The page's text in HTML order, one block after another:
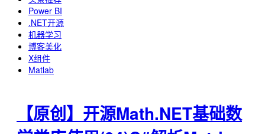
Power BI
.NET开源
机器学习
博客美化
X组件
Matlab
【原创】开源Math.NET基础数